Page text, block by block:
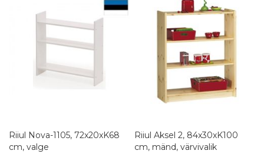
Riiul Nova-1105, 72x20xK68
cm, valge
Riiul Aksel 2, 84x30xK100
cm, mänd, värvivalik